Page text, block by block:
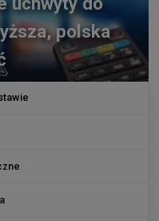
polska